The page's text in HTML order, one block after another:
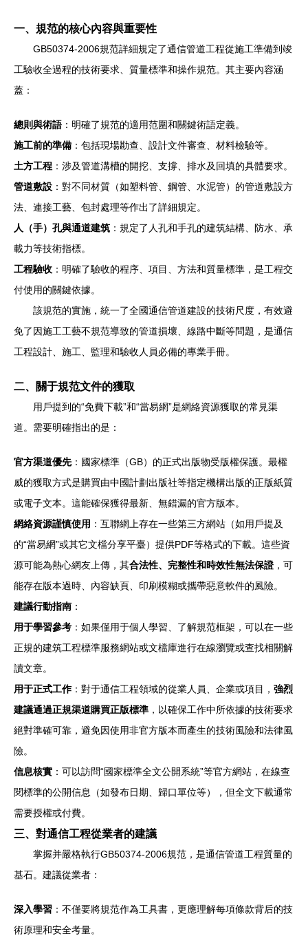
一、規范的核心內容與重要性
GB50374-2006規范詳細規定了通信管道工程從施工準備到竣
工驗收全過程的技術要求、質量標準和操作規范。其主要內容涵
蓋：
總則與術語 ：明確了規范的適用范圍和關鍵術語定義。
施工前的準備 ：包括現場勘查、設計文件審查、材料檢驗等。
土方工程 ：涉及管道溝槽的開挖、支撐、排水及回填的具體要求。
管道敷設 ：對不同材質（如塑料管、鋼管、水泥管）的管道敷設方
法、連接工藝、包封處理等作出了詳細規定。
人（手）孔與通道建筑 ：規定了人孔和手孔的建筑結構、防水、承
載力等技術指標。
工程驗收 ：明確了驗收的程序、項目、方法和質量標準，是工程交
付使用的關鍵依據。
該規范的實施，統一了全國通信管道建設的技術尺度，有效避
免了因施工工藝不規范導致的管道損壞、線路中斷等問題，是通信
工程設計、施工、監理和驗收人員必備的專業手冊。
二、關于規范文件的獲取
用戶提到的“免費下載”和“當易網”是網絡資源獲取的常見渠
道。需要明確指出的是：
官方渠道優先：國家標準（GB）的正式出版物受版權保護。最權
威的獲取方式是購買由中國計劃出版社等指定機構出版的正版紙質
或電子文本。這能確保獲得最新、無錯漏的官方版本。
網絡資源謹慎使用 ：互聯網上存在一些第三方網站（如用戶提及
的“當易網”或其它文檔分享平臺）提供PDF等格式的下載。這些資
源可能為熱心網友上傳，其合法性、完整性和時效性無法保證，可
能存在版本過時、內容缺頁、印刷模糊或攜帶惡意軟件的風險。
建議行動指南 ：
用于學習參考 ：如果僅用于個人學習、了解規范框架，可以在一些
正規的建筑工程標準服務網站或文檔庫進行在線瀏覽或查找相關解
讀文章。
用于正式工作：對于通信工程領域的從業人員、企業或項目， 強烈
建議通過正規渠道購買正版標準 ，以確保工作中所依據的技術要求
絕對準確可靠，避免因使用非官方版本而產生的技術風險和法律風
險。
信息核實 ：可以訪問“國家標準全文公開系統”等官方網站，在線查
閱標準的公開信息（如發布日期、歸口單位等），但全文下載通常
需要授權或付費。
三、對通信工程從業者的建議
掌握并嚴格執行GB50374-2006規范，是通信管道工程質量的
基石。建議從業者：
深入學習 ：不僅要將規范作為工具書，更應理解每項條款背后的技
術原理和安全考量。